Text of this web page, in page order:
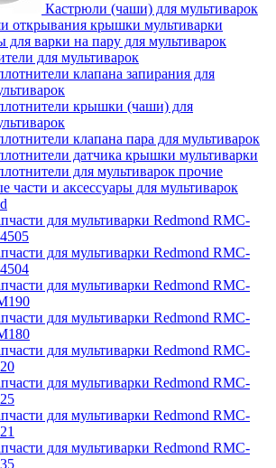
Кастрюли (чаши) для мультиварок
открывания крышки мультиварки
для варки на пару для мультиварок
для мультиварок
клапана запирания для
крышки (чаши) для
клапана пара для мультиварок
датчика крышки мультиварки
для мультиварок прочие
части и аксессуары для мультиварок
для мультиварки Redmond RMC-
для мультиварки Redmond RMC-
для мультиварки Redmond RMC-
для мультиварки Redmond RMC-
для мультиварки Redmond RMC-
для мультиварки Redmond RMC-
для мультиварки Redmond RMC-
для мультиварки Redmond RMC-